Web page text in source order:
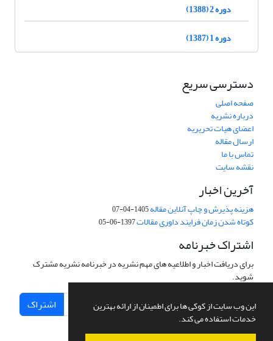
این وب سایت از کوکی ها برای اطمینان از ارائه بهترین
خدمات استفاده می کند.
دوره 2 (1388)
دوره 1 (1387)
دسترسی سریع
صفحه اصلی
درباره نشریه
اعضای هیات تحریریه
ارسال مقاله
تماس با ما
نقشه سایت
آخرین اخبار
هزینه پذیرش و چاپ آنلاین مقاله1405-04-07
کوتاه شدن زمان فرایند داوری مقالات1397-06-05
اشتراک خبرنامه
برای دریافت اخبار و اطلاعیه های مهم نشریه در خبرنامه نشریه مشترک
شوید.
اشتراک